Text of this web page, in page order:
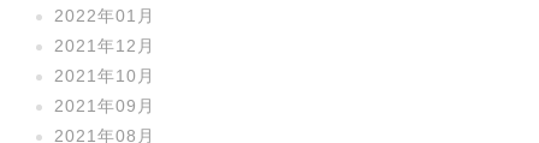
2022年01月
2021年12月
2021年10月
2021年09月
2021年08月